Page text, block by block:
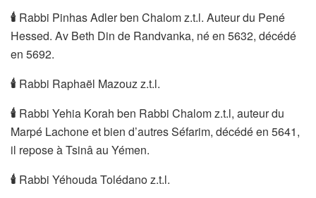
🕯 ️Rabbi Pinhas Adler ben Chalom z.t.l. Auteur du Pené
Hessed. Av Beth Din de Randvanka, né en 5632, décédé
en 5692.
🕯 ️Rabbi Raphaël Mazouz z.t.l.
🕯 Rabbi Yehia Korah ben Rabbi Chalom z.t.l, auteur du
Marpé Lachone et bien d’autres Séfarim, décédé en 5641,
il repose à Tsinâ au Yémen.
🕯 ️Rabbi Yéhouda Tolédano z.t.l.